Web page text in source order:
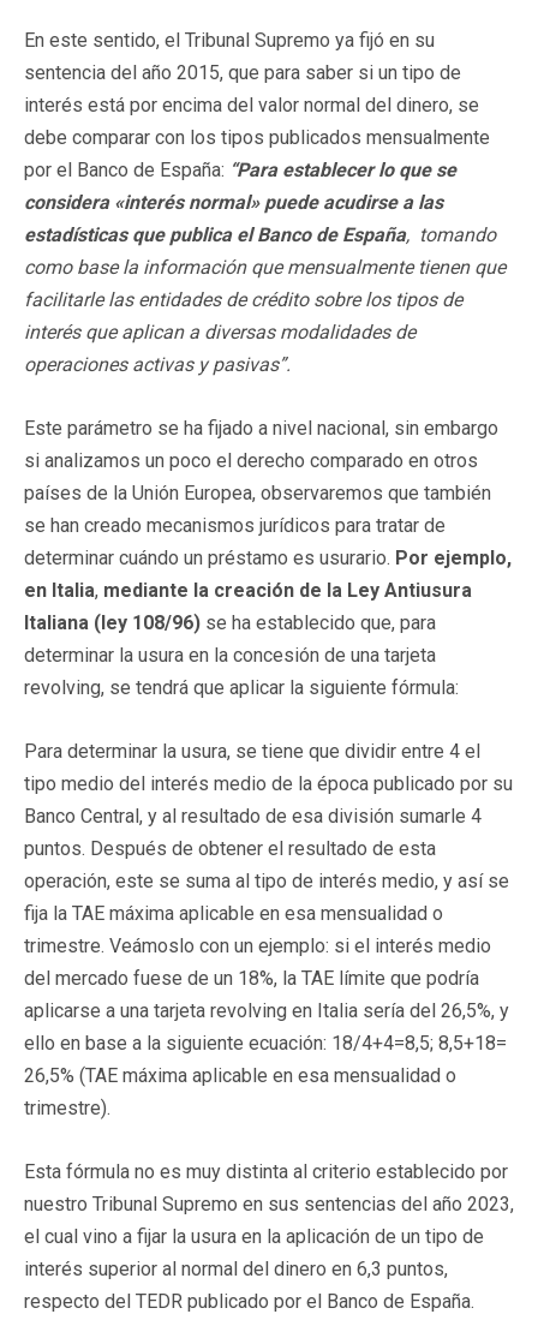
En este sentido, el Tribunal Supremo ya fijó en su
sentencia del año 2015, que para saber si un tipo de
interés está por encima del valor normal del dinero, se
debe comparar con los tipos publicados mensualmente
por el Banco de España: “Para establecer lo que se
considera «interés normal» puede acudirse a las
estadísticas que publica el Banco de España, tomando
como base la información que mensualmente tienen que
facilitarle las entidades de crédito sobre los tipos de
interés que aplican a diversas modalidades de
operaciones activas y pasivas”.
Este parámetro se ha fijado a nivel nacional, sin embargo
si analizamos un poco el derecho comparado en otros
países de la Unión Europea, observaremos que también
se han creado mecanismos jurídicos para tratar de
determinar cuándo un préstamo es usurario. Por ejemplo,
en Italia, mediante la creación de la Ley Antiusura
Italiana (ley 108/96) se ha establecido que, para
determinar la usura en la concesión de una tarjeta
revolving, se tendrá que aplicar la siguiente fórmula:
Para determinar la usura, se tiene que dividir entre 4 el
tipo medio del interés medio de la época publicado por su
Banco Central, y al resultado de esa división sumarle 4
puntos. Después de obtener el resultado de esta
operación, este se suma al tipo de interés medio, y así se
fija la TAE máxima aplicable en esa mensualidad o
trimestre. Veámoslo con un ejemplo: si el interés medio
del mercado fuese de un 18%, la TAE límite que podría
aplicarse a una tarjeta revolving en Italia sería del 26,5%, y
ello en base a la siguiente ecuación: 18/4+4=8,5; 8,5+18=
26,5% (TAE máxima aplicable en esa mensualidad o
trimestre).
Esta fórmula no es muy distinta al criterio establecido por
nuestro Tribunal Supremo en sus sentencias del año 2023,
el cual vino a fijar la usura en la aplicación de un tipo de
interés superior al normal del dinero en 6,3 puntos,
respecto del TEDR publicado por el Banco de España.